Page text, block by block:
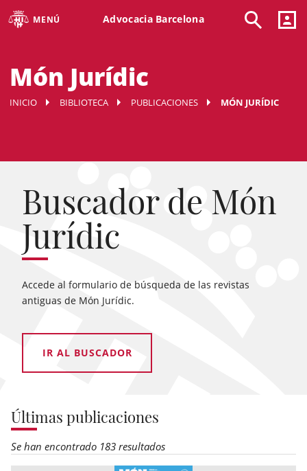
MENÚ Advocacia Barcelona
Món Jurídic
INICIO BIBLIOTECA PUBLICACIONES MÓN JURÍDIC
Buscador de Món
Jurídic
Accede al formulario de búsqueda de las revistas
antiguas de Món Jurídic.
IR AL BUSCADOR
Últimas publicaciones
Se han encontrado 183 resultados